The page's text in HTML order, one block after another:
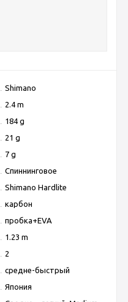
Shimano
2.4 m
184 g
21 g
7 g
Спиннинговое
Shimano Hardlite
карбон
пробка+EVA
1.23 m
2
средне-быстрый
Япония